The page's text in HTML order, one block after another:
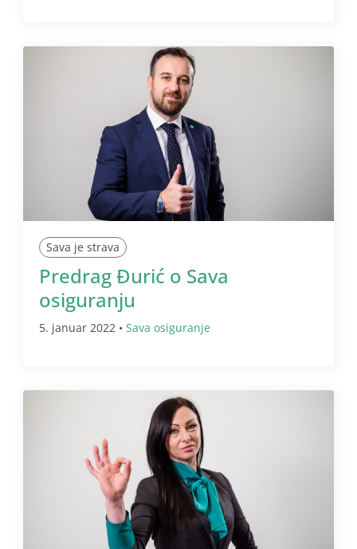
Sava je strava
Predrag Đurić o Sava
osiguranju
5. januar 2022 • Sava osiguranje